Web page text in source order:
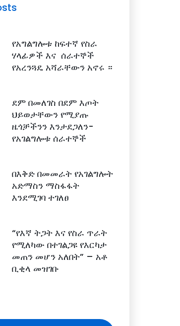
የአግልግሎቱ ከፍተኛ የስራ
ሃላፊዎች እና ሰራተኞች
የአረንጓዴ አሻራቸውን አኖሩ ።
ደም በመለገስ በደም እጦት
ህይወታቸውን የሚያጡ
ዜጎቻችንን እንታደጋለን-
የአገልግሎቱ ሰራተኞች
በእቅድ በመመራት የአገልግሎት
አድማስን ማስፋፋት
እንደሚገባ ተገለፀ
“የእኛ ትጋት እና የስራ ጥራት
የሚለካው በተገልጋዩ የእርካታ
መጠን መሆን አለበት” – አቶ
ቢቂላ መዝገቡ